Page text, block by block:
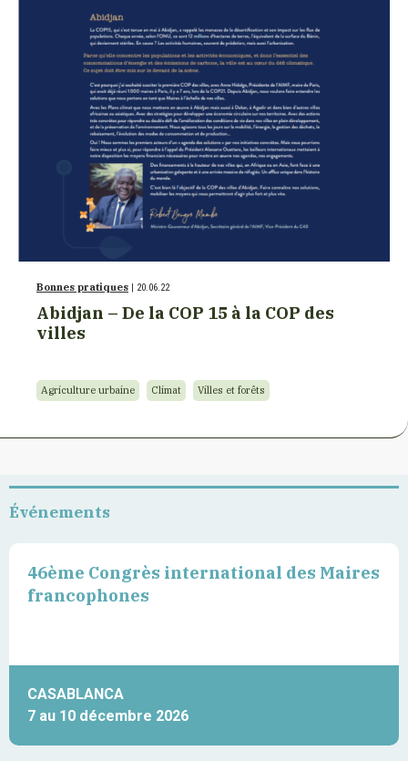
Bonnes pratiques | 20.06.22
Abidjan – De la COP 15 à la COP des
villes
Agriculture urbaine Climat Villes et forêts
Événements
46ème Congrès international des Maires
francophones
CASABLANCA
7 au 10 décembre 2026